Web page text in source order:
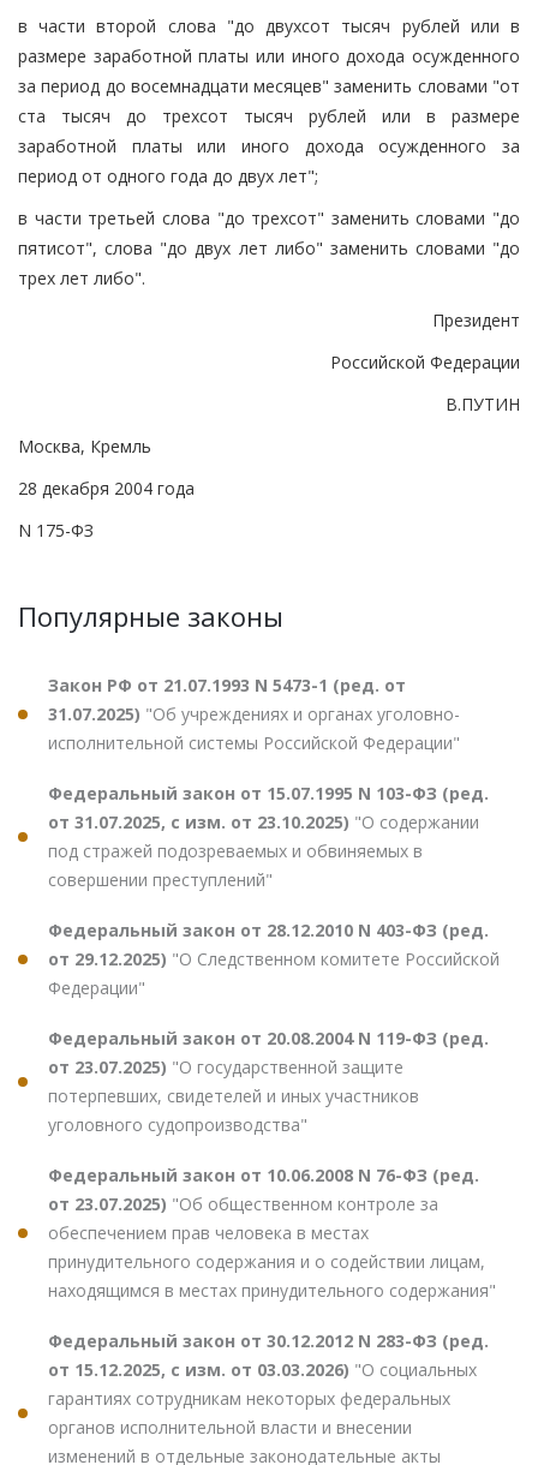
в части второй слова "до двухсот тысяч рублей или в
размере заработной платы или иного дохода осужденного
за период до восемнадцати месяцев" заменить словами "от
ста тысяч до трехсот тысяч рублей или в размере
заработной платы или иного дохода осужденного за
период от одного года до двух лет";
в части третьей слова "до трехсот" заменить словами "до
пятисот", слова "до двух лет либо" заменить словами "до
трех лет либо".
Президент
Российской Федерации
В.ПУТИН
Москва, Кремль
28 декабря 2004 года
N 175-ФЗ
Популярные законы
Закон РФ от 21.07.1993 N 5473-1 (ред. от
31.07.2025) "Об учреждениях и органах уголовно-
исполнительной системы Российской Федерации"
Федеральный закон от 15.07.1995 N 103-ФЗ (ред.
от 31.07.2025, с изм. от 23.10.2025) "О содержании
под стражей подозреваемых и обвиняемых в
совершении преступлений"
Федеральный закон от 28.12.2010 N 403-ФЗ (ред.
от 29.12.2025) "О Следственном комитете Российской
Федерации"
Федеральный закон от 20.08.2004 N 119-ФЗ (ред.
от 23.07.2025) "О государственной защите
потерпевших, свидетелей и иных участников
уголовного судопроизводства"
Федеральный закон от 10.06.2008 N 76-ФЗ (ред.
от 23.07.2025) "Об общественном контроле за
обеспечением прав человека в местах
принудительного содержания и о содействии лицам,
находящимся в местах принудительного содержания"
Федеральный закон от 30.12.2012 N 283-ФЗ (ред.
от 15.12.2025, с изм. от 03.03.2026) "О социальных
гарантиях сотрудникам некоторых федеральных
органов исполнительной власти и внесении
изменений в отдельные законодательные акты